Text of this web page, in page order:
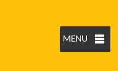
MENU